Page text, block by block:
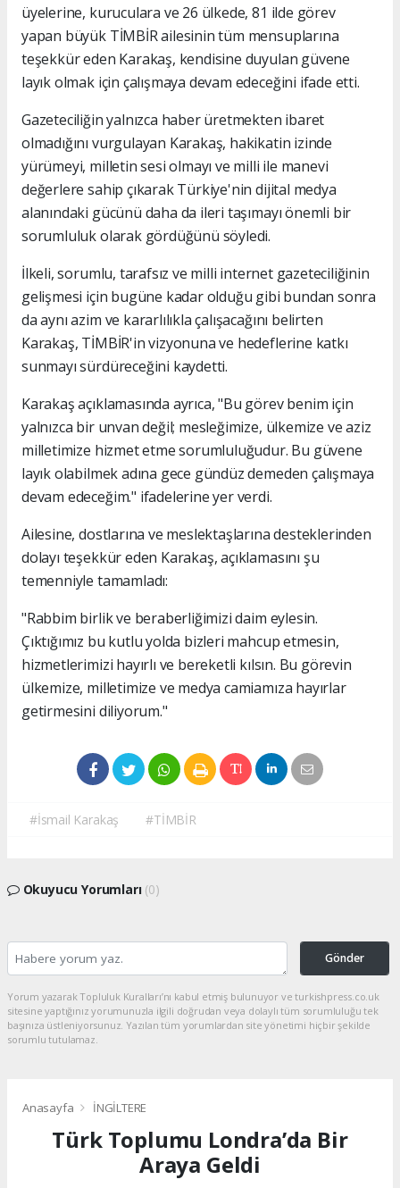
üyelerine, kuruculara ve 26 ülkede, 81 ilde görev
yapan büyük TİMBİR ailesinin tüm mensuplarına
teşekkür eden Karakaş, kendisine duyulan güvene
layık olmak için çalışmaya devam edeceğini ifade etti.
Gazeteciliğin yalnızca haber üretmekten ibaret
olmadığını vurgulayan Karakaş, hakikatin izinde
yürümeyi, milletin sesi olmayı ve milli ile manevi
değerlere sahip çıkarak Türkiye'nin dijital medya
alanındaki gücünü daha da ileri taşımayı önemli bir
sorumluluk olarak gördüğünü söyledi.
İlkeli, sorumlu, tarafsız ve milli internet gazeteciliğinin
gelişmesi için bugüne kadar olduğu gibi bundan sonra
da aynı azim ve kararlılıkla çalışacağını belirten
Karakaş, TİMBİR'in vizyonuna ve hedeflerine katkı
sunmayı sürdüreceğini kaydetti.
Karakaş açıklamasında ayrıca, "Bu görev benim için
yalnızca bir unvan değil; mesleğimize, ülkemize ve aziz
milletimize hizmet etme sorumluluğudur. Bu güvene
layık olabilmek adına gece gündüz demeden çalışmaya
devam edeceğim." ifadelerine yer verdi.
Ailesine, dostlarına ve meslektaşlarına desteklerinden
dolayı teşekkür eden Karakaş, açıklamasını şu
temenniyle tamamladı:
"Rabbim birlik ve beraberliğimizi daim eylesin.
Çıktığımız bu kutlu yolda bizleri mahcup etmesin,
hizmetlerimizi hayırlı ve bereketli kılsın. Bu görevin
ülkemize, milletimize ve medya camiamıza hayırlar
getirmesini diliyorum."
#İsmail Karakaş #TİMBİR
Okuyucu Yorumları (0)
Gönder
Yorum yazarak Topluluk Kuralları’nı kabul etmiş bulunuyor ve turkishpress.co.uk
sitesine yaptığınız yorumunuzla ilgili doğrudan veya dolaylı tüm sorumluluğu tek
başınıza üstleniyorsunuz. Yazılan tüm yorumlardan site yönetimi hiçbir şekilde
sorumlu tutulamaz.
Anasayfa İNGİLTERE
Türk Toplumu Londra’da Bir
Araya Geldi